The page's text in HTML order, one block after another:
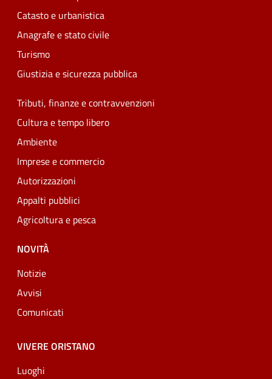
Catasto e urbanistica
Anagrafe e stato civile
Turismo
Giustizia e sicurezza pubblica
Tributi, finanze e contravvenzioni
Cultura e tempo libero
Ambiente
Imprese e commercio
Autorizzazioni
Appalti pubblici
Agricoltura e pesca
NOVITÀ
Notizie
Avvisi
Comunicati
VIVERE ORISTANO
Luoghi